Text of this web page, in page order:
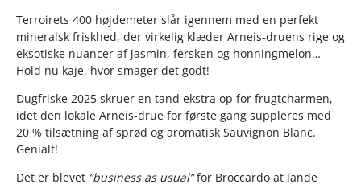
Terroirets 400 højdemeter slår igennem med en perfekt
mineralsk friskhed, der virkelig klæder Arneis-druens rige og
eksotiske nuancer af jasmin, fersken og honningmelon…
Hold nu kaje, hvor smager det godt!
Dugfriske 2025 skruer en tand ekstra op for frugtcharmen,
idet den lokale Arneis-drue for første gang suppleres med
20 % tilsætning af sprød og aromatisk Sauvignon Blanc.
Genialt!
Det er blevet ”business as usual”for Broccardo at lande